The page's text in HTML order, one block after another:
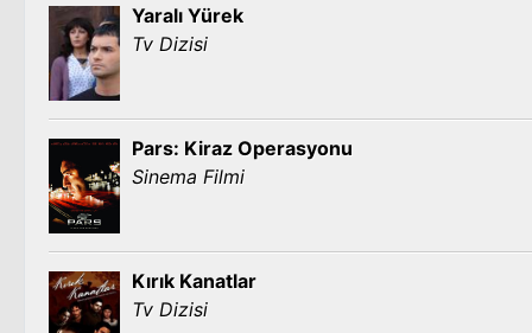
Yaralı Yürek
Tv Dizisi
Pars: Kiraz Operasyonu
Sinema Filmi
Kırık Kanatlar
Tv Dizisi